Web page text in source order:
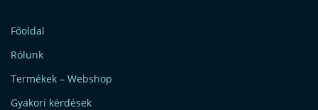
Főoldal
Rólunk
Termékek – Webshop
Gyakori kérdések